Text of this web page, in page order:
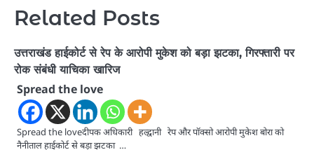
Related Posts
उत्तराखंड हाईकोर्ट से रेप के आरोपी मुकेश को बड़ा झटका, गिरफ्तारी पर
रोक संबंधी याचिका खारिज
Spread the love
Spread the loveदीपक अधिकारी हल्द्वानी रेप और पॉक्सो आरोपी मुकेश बोरा को
नैनीताल हाईकोर्ट से बड़ा झटका …